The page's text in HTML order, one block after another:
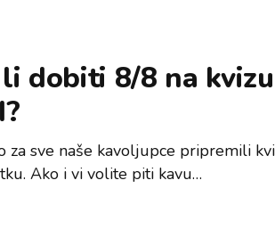
dobiti 8/8 na kvizu
za sve naše kavoljupce pripremili
Ako i vi volite piti kavu…